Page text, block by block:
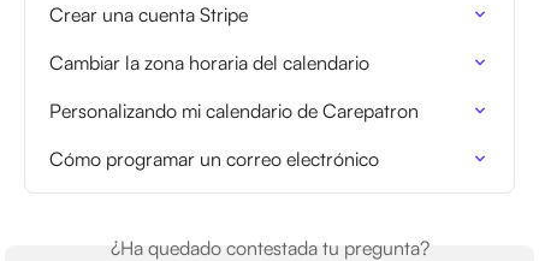
Crear una cuenta Stripe
Cambiar la zona horaria del calendario
Personalizando mi calendario de Carepatron
Cómo programar un correo electrónico
¿Ha quedado contestada tu pregunta?